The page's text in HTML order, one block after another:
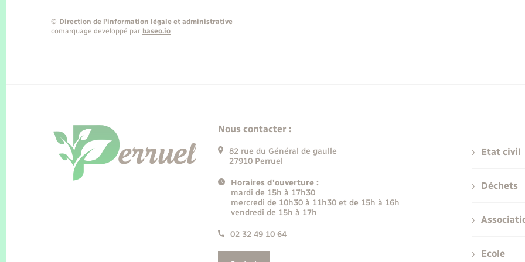
© Direction de l’information légale et administrative
comarquage developpé par baseo.io
Nous contacter :
82 rue du Général de gaulle
27910 Perruel
Horaires d'ouverture :
mardi de 15h à 17h30
mercredi de 10h30 à 11h30 et de 15h à 16h
vendredi de 15h à 17h
02 32 49 10 64
Etat civil
Déchets
Ecole